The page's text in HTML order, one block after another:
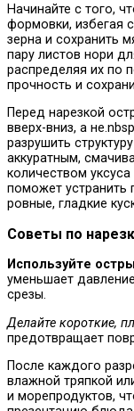
Начинайте с того,
формовки, избегая
зерна и сохранить
пару листов нори
распределяя их по
прочность и
Перед нарезкой
вверх-вниз, а
разрушить
аккуратным,
количеством
поможет устранить
ровные, гладкие
Советы по
Используйте
уменьшает
срезы.
Делайте короткие,
предотвращает
После каждого
влажной тряпкой
и морепродуктов,